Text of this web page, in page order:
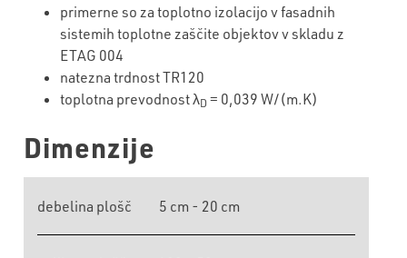
primerne so za toplotno izolacijo v fasadnih
sistemih toplotne zaščite objektov v skladu z
ETAG 004
natezna trdnost TR120
toplotna prevodnost λD = 0,039 W/(m.K)
Dimenzije
debelina plošč 5 cm - 20 cm